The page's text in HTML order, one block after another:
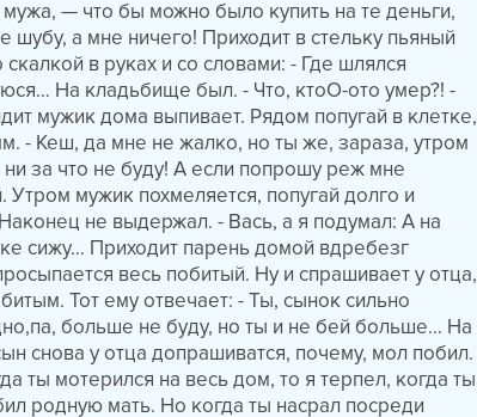
— что бы можно было купить на те деньги,
а мне ничего! Приходит в стельку пьяный
в руках и со словами: - Где шлялся
На кладьбище был. - Что, ктоО-ото умер?! -
мужик дома выпивает. Рядом попугай в клетке,
- Кеш, да мне не жалко, но ты же, зараза, утром
за что не буду! А если попрошу реж мне
мужик похмеляется, попугай долго и
не выдержал. - Вась, а я подумал: А на
сижу… Приходит парень домой вдребезг
весь побитый. Ну и спрашивает у отца,
Тот ему отвечает: - Ты, сынок сильно
больше не буду, но ты и не бей больше… На
снова у отца допрашиватся, почему, мол побил.
ты мотерился на весь дом, то я терпел, когда ты
родную мать. Но когда ты насрал посреди